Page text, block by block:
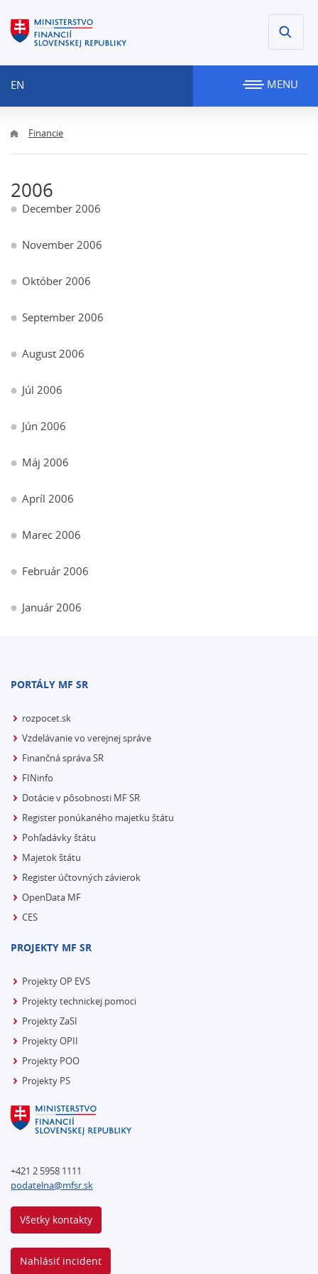
EN MENU
Financie
2006
December 2006
November 2006
Október 2006
September 2006
August 2006
Júl 2006
Jún 2006
Máj 2006
Apríl 2006
Marec 2006
Február 2006
Január 2006
PORTÁLY MF SR
rozpocet.sk
Vzdelávanie vo verejnej správe
Finančná správa SR
FINinfo
Dotácie v pôsobnosti MF SR
Register ponúkaného majetku štátu
Pohľadávky štátu
Majetok štátu
Register účtovných závierok
OpenData MF
CES
PROJEKTY MF SR
Projekty OP EVS
Projekty technickej pomoci
Projekty ZaSI
Projekty OPII
Projekty POO
Projekty PS
+421 2 5958 1111
podatelna@mfsr.sk
Všetky kontakty
Nahlásiť incident